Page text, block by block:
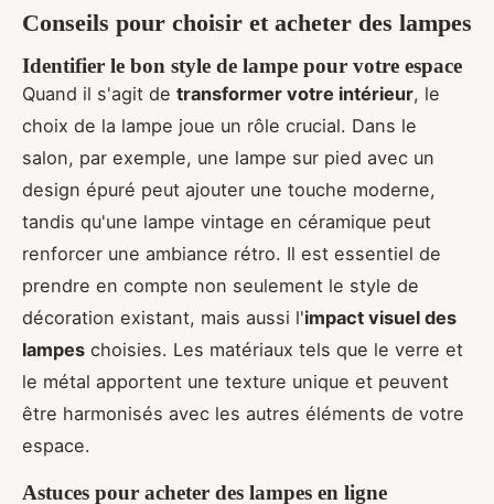
Conseils pour choisir et acheter des lampes
Identifier le bon style de lampe pour votre espace
Quand il s'agit de transformer votre intérieur, le
choix de la lampe joue un rôle crucial. Dans le
salon, par exemple, une lampe sur pied avec un
design épuré peut ajouter une touche moderne,
tandis qu'une lampe vintage en céramique peut
renforcer une ambiance rétro. Il est essentiel de
prendre en compte non seulement le style de
décoration existant, mais aussi l'impact visuel des
lampes choisies. Les matériaux tels que le verre et
le métal apportent une texture unique et peuvent
être harmonisés avec les autres éléments de votre
espace.
Astuces pour acheter des lampes en ligne